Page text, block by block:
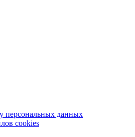
персональных данных
cookies